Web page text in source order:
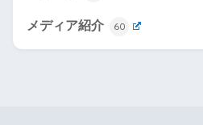
メディア紹介 60